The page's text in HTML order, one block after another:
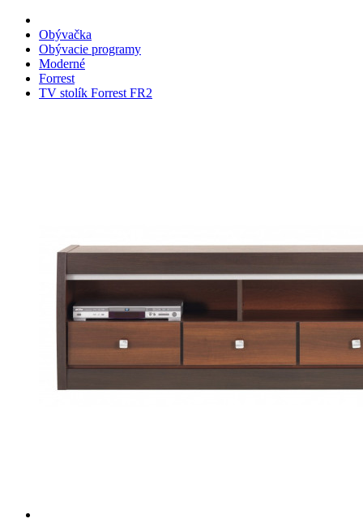
Obývačka
Obývacie programy
Moderné
Forrest
TV stolík Forrest FR2